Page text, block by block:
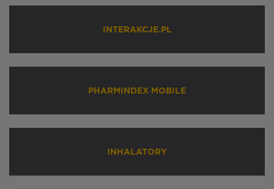
INTERAKCJE.PL
PHARMINDEX MOBILE
INHALATORY